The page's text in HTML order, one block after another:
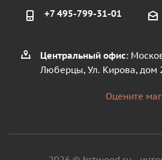
+7 495-799-31-01
Центральный офис:
Люберцы, Ул. Кирова, дом
Оцените